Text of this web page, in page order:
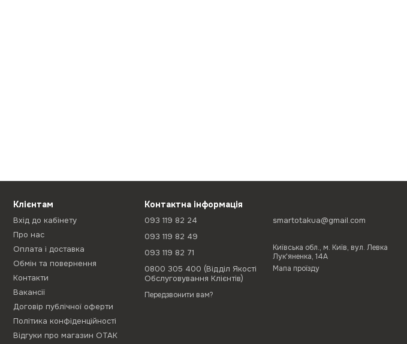
Клієнтам
Вхід до кабінету
Про нас
Оплата і доставка
Обмін та повернення
Контакти
Вакансії
Договір публічної оферти
Політика конфіденційності
Відгуки про магазин ОТАК
Контактна інформація
093 119 82 24
093 119 82 49
093 119 82 71
0800 305 400 (Відділ Якості
Обслуговування Клієнтів)
Передзвонити вам?
smartotakua@gmail.com
Київська обл., м. Київ, вул. Левка
Лук'яненка, 14А
Мапа проїзду